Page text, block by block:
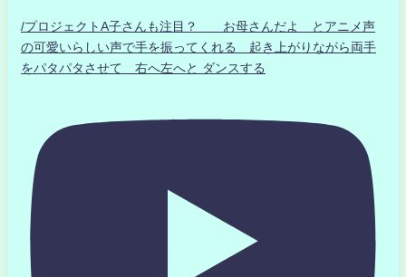
/プロジェクトA子さんも注目？ お母さんだよ とアニメ声
の可愛いらしい声で手を振ってくれる 起き上がりながら両手
をパタパタさせて 右へ左へと ダンスする